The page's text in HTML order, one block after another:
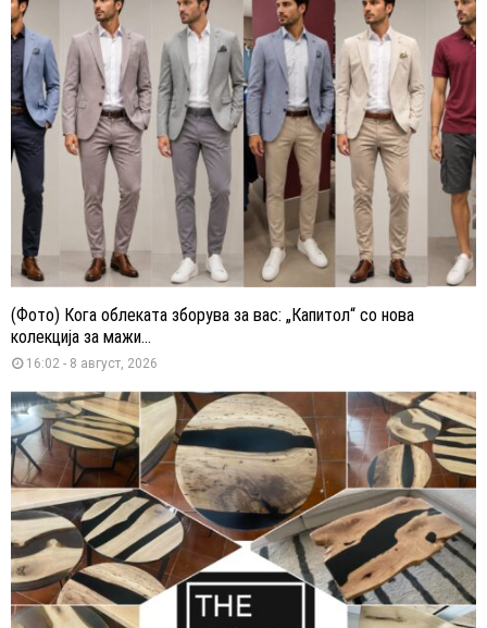
(Фото) Кога облеката зборува за вас: „Капитол“ со нова
колекција за мажи...
16:02 - 8 август, 2026